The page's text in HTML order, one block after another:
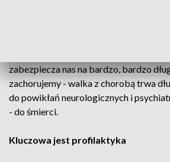
zabezpiecza nas na bardzo, bardzo
zachorujemy - walka z chorobą trwa
do powikłań neurologicznych i
- do śmierci.
Kluczowa jest profilaktyka